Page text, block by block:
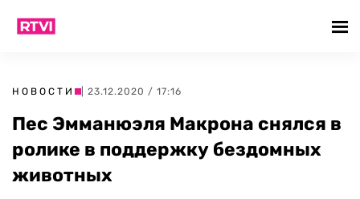
НОВОСТИ | 23.12.2020 / 17:16
Пес Эмманюэля Макрона снялся в
ролике в поддержку бездомных
животных